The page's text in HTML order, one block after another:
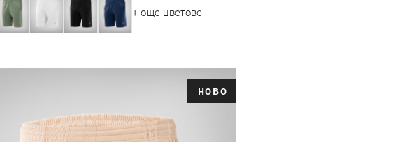
+ още цветове
ново